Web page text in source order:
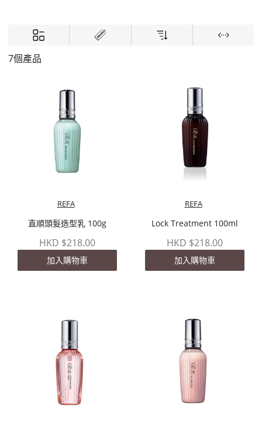
7個產品
REFA
直順頭髮造型乳 100g
HKD $218.00
加入購物車
REFA
Lock Treatment 100ml
HKD $218.00
加入購物車